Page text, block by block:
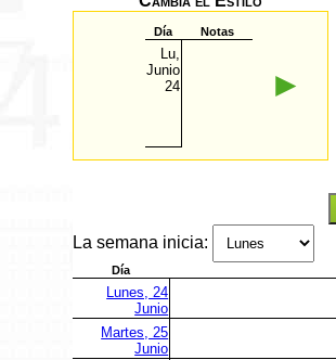
Día Notas
Lu,
Junio
24
►
La semana inicia:
Día
Lunes, 24
Junio
Martes, 25
Junio